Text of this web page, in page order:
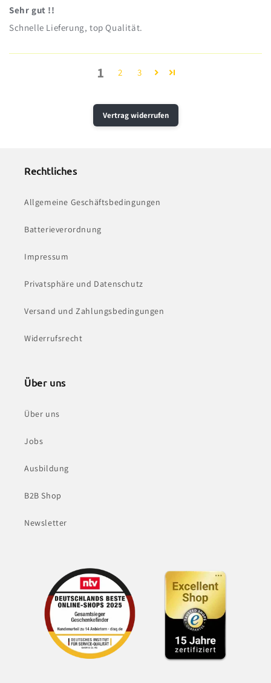
Sehr gut !!
Schnelle Lieferung, top Qualität.
1 2 3
Vertrag widerrufen
Rechtliches
Allgemeine Geschäftsbedingungen
Batterieverordnung
Impressum
Privatsphäre und Datenschutz
Versand und Zahlungsbedingungen
Widerrufsrecht
Über uns
Über uns
Jobs
Ausbildung
B2B Shop
Newsletter